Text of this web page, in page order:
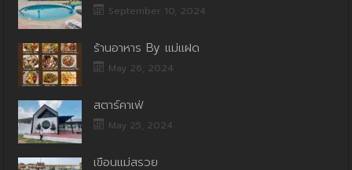
September 10, 2024
ร้านอาหาร By แม่แฝด
May 26, 2024
สตาร์คาเฟ่
May 25, 2024
เขื่อนแม่สรวย